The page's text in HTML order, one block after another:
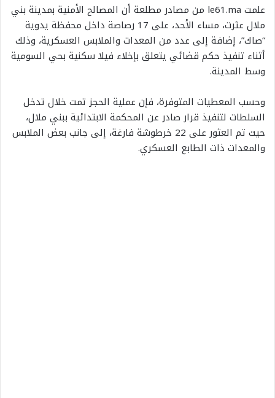
علمت le61.ma من مصادر مطلعة أن المصالح الأمنية بمدينة بني
ملال عثرت، مساء الأحد، على 17 رصاصة داخل محفظة يدوية
“صاك”، إضافة إلى عدد من المعدات والملابس العسكرية، وذلك
أثناء تنفيذ حكم قضائي يتعلق بإخلاء فيلا سكنية بحي السومية
وسط المدينة.
وحسب المعطيات المتوفرة، فإن عملية الحجز تمت خلال تدخل
السلطات لتنفيذ قرار صادر عن المحكمة الابتدائية ببني ملال،
حيث تم العثور على 22 خرطوشة فارغة، إلى جانب بعض الملابس
والمعدات ذات الطابع العسكري.